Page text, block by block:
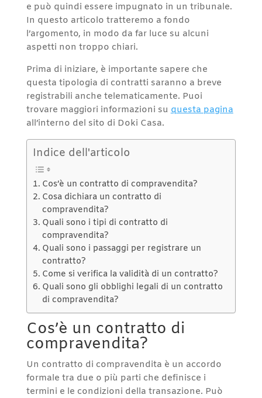
e può quindi essere impugnato in un tribunale.
In questo articolo tratteremo a fondo
l’argomento, in modo da far luce su alcuni
aspetti non troppo chiari.
Prima di iniziare, è importante sapere che
questa tipologia di contratti saranno a breve
registrabili anche telematicamente. Puoi
trovare maggiori informazioni suquesta pagina
all’interno del sito di Doki Casa.
Indice dell'articolo
Cos’è un contratto di compravendita?
Cosa dichiara un contratto di
compravendita?
Quali sono i tipi di contratto di
compravendita?
Quali sono i passaggi per registrare un
contratto?
Come si verifica la validità di un contratto?
Quali sono gli obblighi legali di un contratto
di compravendita?
Cos’è un contratto di
compravendita?
Un contratto di compravendita è un accordo
formale tra due o più parti che definisce i
termini e le condizioni della transazione. Può